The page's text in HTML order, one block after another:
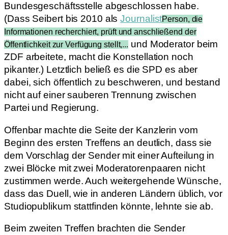
Bundesgeschäftsstelle abgeschlossen habe.
(Dass Seibert bis 2010 alsJournalistPerson, die
Informationen recherchiert, prüft und anschließend der
Öffentlichkeit zur Verfügung stellt,... und Moderator beim
ZDF arbeitete, macht die Konstellation noch
pikanter.) Letztlich beließ es die SPD es aber
dabei, sich öffentlich zu beschweren, und bestand
nicht auf einer sauberen Trennung zwischen
Partei und Regierung.
Offenbar machte die Seite der Kanzlerin vom
Beginn des ersten Treffens an deutlich, dass sie
dem Vorschlag der Sender mit einer Aufteilung in
zwei Blöcke mit zwei Moderatorenpaaren nicht
zustimmen werde. Auch weitergehende Wünsche,
dass das Duell, wie in anderen Ländern üblich, vor
Studiopublikum stattfinden könnte, lehnte sie ab.
Beim zweiten Treffen brachten die Sender